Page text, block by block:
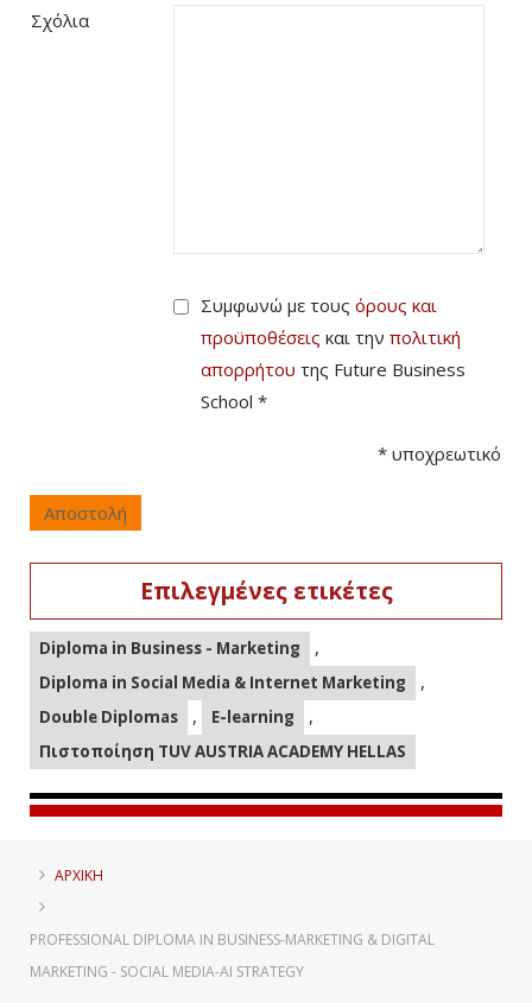
Σχόλια
Συμφωνώ με τους όρους και
προϋποθέσεις και την πολιτική
απορρήτου της Future Business
School *
* υποχρεωτικό
Αποστολή
Επιλεγμένες ετικέτες
Diploma in Business - Marketing ,
Diploma in Social Media & Internet Marketing ,
Double Diplomas , E-learning ,
Πιστοποίηση TUV AUSTRIA ACADEMY HELLAS
ΑΡΧΙΚΗ
PROFESSIONAL DIPLOMA IN BUSINESS-MARKETING & DIGITAL
MARKETING - SOCIAL MEDIΑ-AI STRATEGY